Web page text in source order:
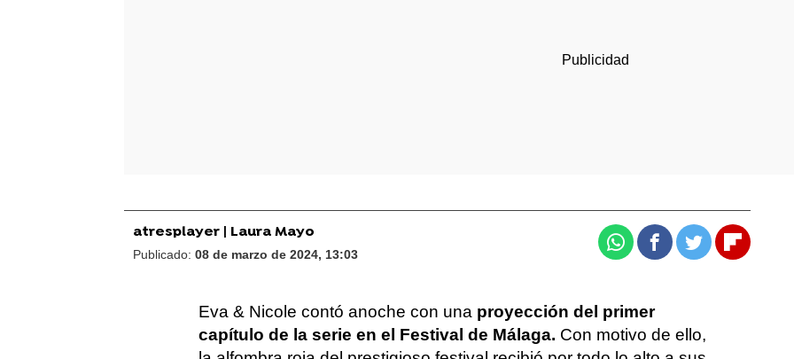
atresplayer | Laura Mayo
Publicado: 08 de marzo de 2024, 13:03 WhatsappFacebook
Twitter
Eva & Nicole contó anoche con una proyección del primer
capítulo de la serie en el Festival de Málaga. Con motivo de ello,